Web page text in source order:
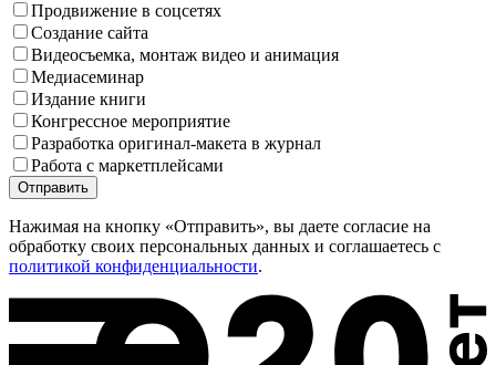
Продвижение в соцсетях
Создание сайта
Видеосъемка, монтаж видео и анимация
Медиа­семинар
Издание книги
Конгрессное мероприятие
Разработка оригинал-макета в журнал
Работа с маркетплейсами
Нажимая на кнопку «Отправить», вы даете согласие на
обработку своих персональных данных и соглашаетесь с
политикой конфиденциальности.